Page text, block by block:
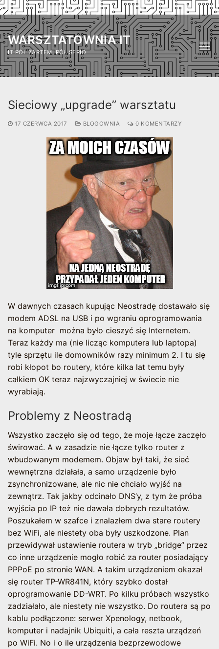
Przejdź
do
treści
WARSZTATOWNIA IT
IT PÓŁ ŻARTEM, PÓŁ SERIO
Sieciowy „upgrade” warsztatu
17 CZERWCA 2017 BLOGOWNIA 0 KOMENTARZY
W dawnych czasach kupując Neostradę dostawało się
modem ADSL na USB i po wgraniu oprogramowania
na komputer można było cieszyć się Internetem.
Teraz każdy ma (nie licząc komputera lub laptopa)
tyle sprzętu ile domowników razy minimum 2. I tu się
robi kłopot bo routery, które kilka lat temu były
całkiem OK teraz najzwyczajniej w świecie nie
wyrabiają.
Problemy z Neostradą
Wszystko zaczęło się od tego, że moje łącze zaczęło
świrować. A w zasadzie nie łącze tylko router z
wbudowanym modemem. Objaw był taki, że sieć
wewnętrzna działała, a samo urządzenie było
zsynchronizowane, ale nic nie chciało wyjść na
zewnątrz. Tak jakby odcinało DNS’y, z tym że próba
wyjścia po IP też nie dawała dobrych rezultatów.
Poszukałem w szafce i znalazłem dwa stare routery
bez WiFi, ale niestety oba były uszkodzone. Plan
przewidywał ustawienie routera w tryb „bridge” przez
co inne urządzenie mogło robić za router posiadający
PPPoE po stronie WAN. A takim urządzeniem okazał
się router TP-WR841N, który szybko dostał
oprogramowanie DD-WRT. Po kilku próbach wszystko
zadziałało, ale niestety nie wszystko. Do routera są po
kablu podłączone: serwer Xpenology, netbook,
komputer i nadajnik Ubiquiti, a cała reszta urządzeń
po WiFi. No i o ile urządzenia bezprzewodowe